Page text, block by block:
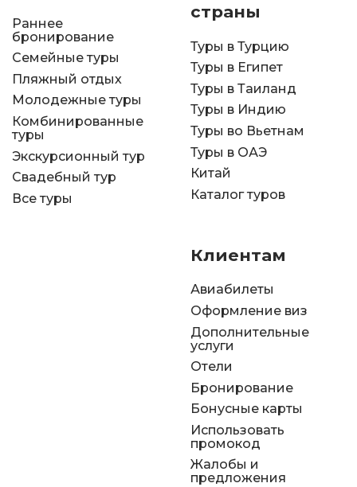
Раннее
бронирование
Семейные туры
Пляжный отдых
Молодежные туры
Комбинированные
туры
Экскурсионный тур
Свадебный тур
Все туры
страны
Туры в Турцию
Туры в Египет
Туры в Таиланд
Туры в Индию
Туры во Вьетнам
Туры в ОАЭ
Китай
Каталог туров
Клиентам
Авиабилеты
Оформление виз
Дополнительные
услуги
Отели
Бронирование
Бонусные карты
Использовать
промокод
Жалобы и
предложения